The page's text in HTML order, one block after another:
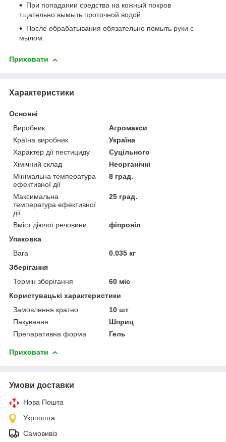
При попадании средства на кожный покров
тщательно вымыть проточной водой.
После обрабатывания обязательно помыть руки с
мылом.
Приховати
Характеристики
Основні
Виробник
Агромакси
Країна виробник
Україна
Характер дії пестициду
Суцільного
Хімічний склад
Неорганічні
Мінімальна температура
ефективної дії
8 град.
Максимальна
температура ефективної
дії
25 град.
Вміст діючої речовини
фіпроніл
Упаковка
Вага
0.035 кг
Зберігання
Термін зберігання
60 міс
Користувацькі характеристики
Замовлення кратно
10 шт
Пакування
Шприц
Препаративна форма
Гель
Приховати
Умови доставки
Нова Пошта
Укрпошта
Самовивіз